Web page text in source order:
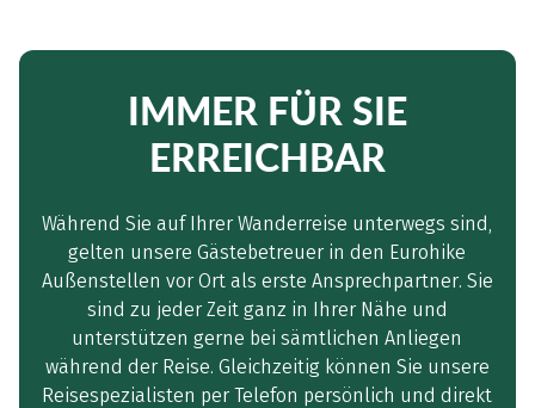
IMMER FÜR SIE
ERREICHBAR
Während Sie auf Ihrer Wanderreise unterwegs sind,
gelten unsere Gästebetreuer in den Eurohike
Außenstellen vor Ort als erste Ansprechpartner. Sie
sind zu jeder Zeit ganz in Ihrer Nähe und
unterstützen gerne bei sämtlichen Anliegen
während der Reise. Gleichzeitig können Sie unsere
Reisespezialisten per Telefon persönlich und direkt